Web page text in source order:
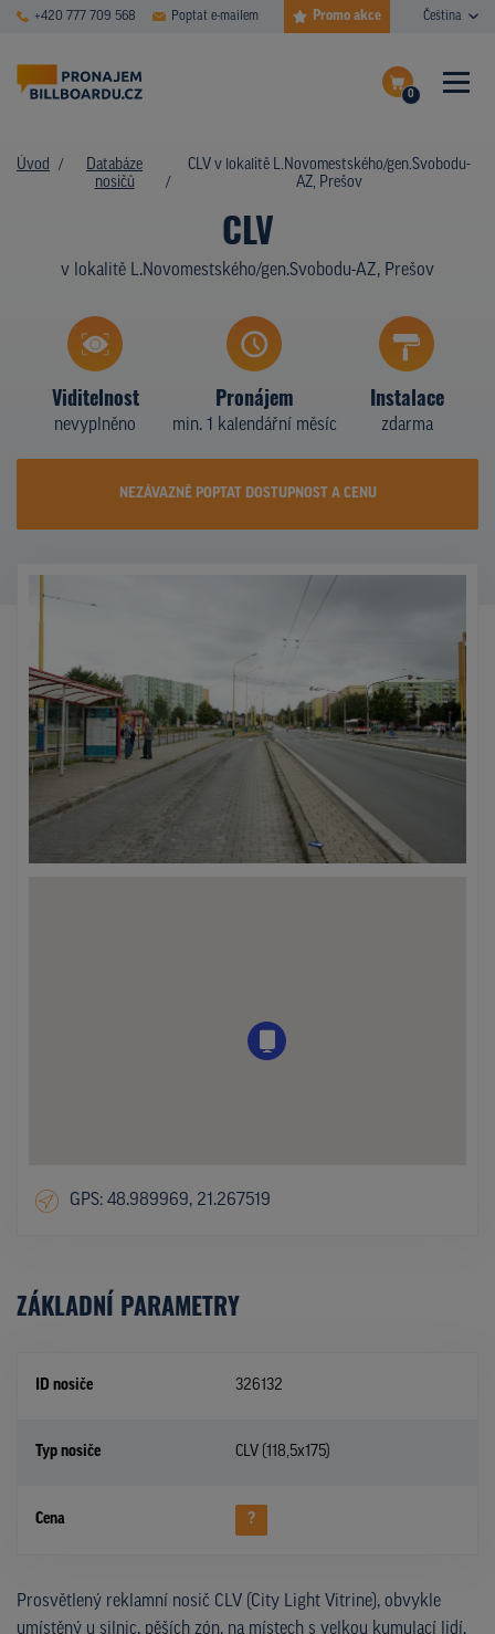
+420 777 709 568 Poptat e-mailem Promo akce Čeština
0
Dokončit poptávku
ČASTÉ DOTAZY
PLOCHY V AKCI
TYPY NOSIČŮ
Z PRAXE
Úvod
Databáze
nosičů
CLV v lokalitě L.Novomestského/gen.Svobodu-
AZ, Prešov
CLV
v lokalitě L.Novomestského/gen.Svobodu-AZ, Prešov
Viditelnost
nevyplněno
Pronájem
min. 1 kalendářní měsíc
Instalace
zdarma
NEZÁVAZNĚ POPTAT DOSTUPNOST A CENU
GPS: 48.989969, 21.267519
ZÁKLADNÍ PARAMETRY
ID nosiče 326132
Typ nosiče CLV (118,5x175)
Cena ?
Prosvětlený reklamní nosič CLV (City Light Vitrine), obvykle
umístěný u silnic, pěších zón, na místech s velkou kumulací lidí,